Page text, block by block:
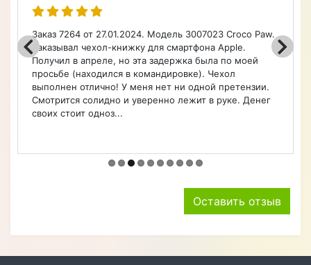
Порадовал широкий ассортимент по каталогу на
чехлы, очень быстро оформил заказ. Чехол удобный.
Советую.
Оставить отзыв